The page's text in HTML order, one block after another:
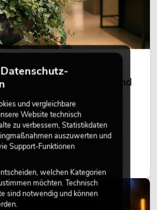
Sicherheit und
Sie schaffen eine
das Ambiente und
in Hotels, Restaurants,
oder auf Messeständen:
gehört heute längst zum
und vergleichbare
Website technisch
zu verbessern, Statistikdaten
auszuwerten und
Support-Funktionen
welchen Kategorien
möchten. Technisch
sind notwendig und können